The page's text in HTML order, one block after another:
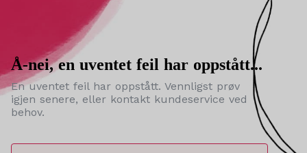
Å-nei, en uventet feil har oppstått...
En uventet feil har oppstått. Vennligst prøv
igjen senere, eller kontakt kundeservice ved
behov.